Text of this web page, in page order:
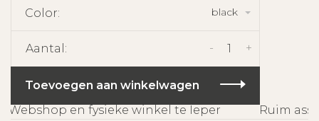
Color: black
Aantal: +
-
Toevoegen aan winkelwagen
Webshop en fysieke winkel te Ieper
Ruim